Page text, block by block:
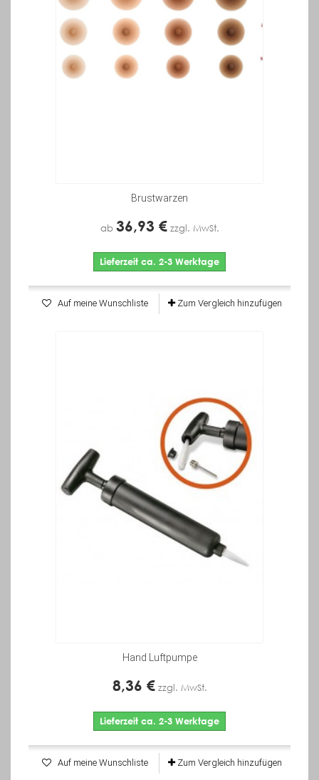
Brustwarzen
ab 36,93 € zzgl. MwSt.
Lieferzeit ca. 2-3 Werktage
Auf meine Wunschliste Zum Vergleich hinzufügen
Hand Luftpumpe
8,36 € zzgl. MwSt.
Lieferzeit ca. 2-3 Werktage
Auf meine Wunschliste Zum Vergleich hinzufügen